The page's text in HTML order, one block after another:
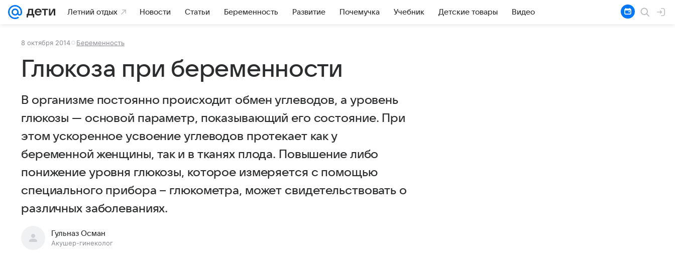
Летний отдых Новости Статьи Беременность Развитие Почемучка Учебник Детские товары Видео
8 октября 2014 Беременность
Глюкоза при беременности
В организме постоянно происходит обмен углеводов, а уровень
глюкозы — основой параметр, показывающий его состояние. При
этом ускоренное усвоение углеводов протекает как у
беременной женщины, так и в тканях плода. Повышение либо
понижение уровня глюкозы, которое измеряется с помощью
специального прибора – глюкометра, может свидетельствовать о
различных заболеваниях.
Гульназ Осман
Акушер-гинеколог